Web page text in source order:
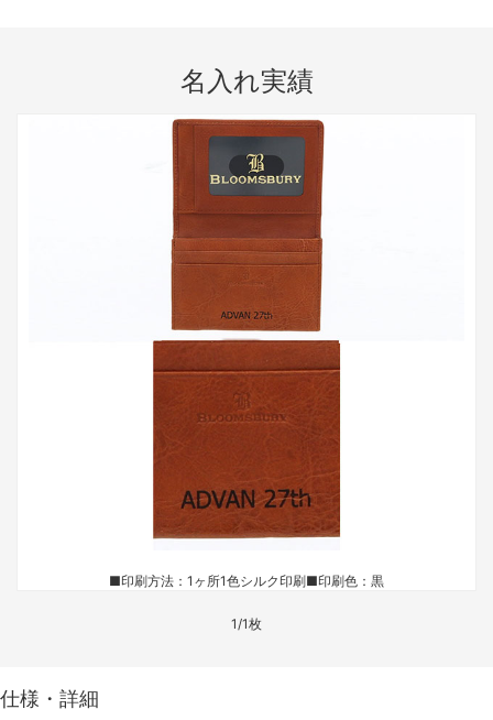
名入れ実績
■印刷方法：1ヶ所1色シルク印刷■印刷色：黒
1/1枚
仕様・詳細